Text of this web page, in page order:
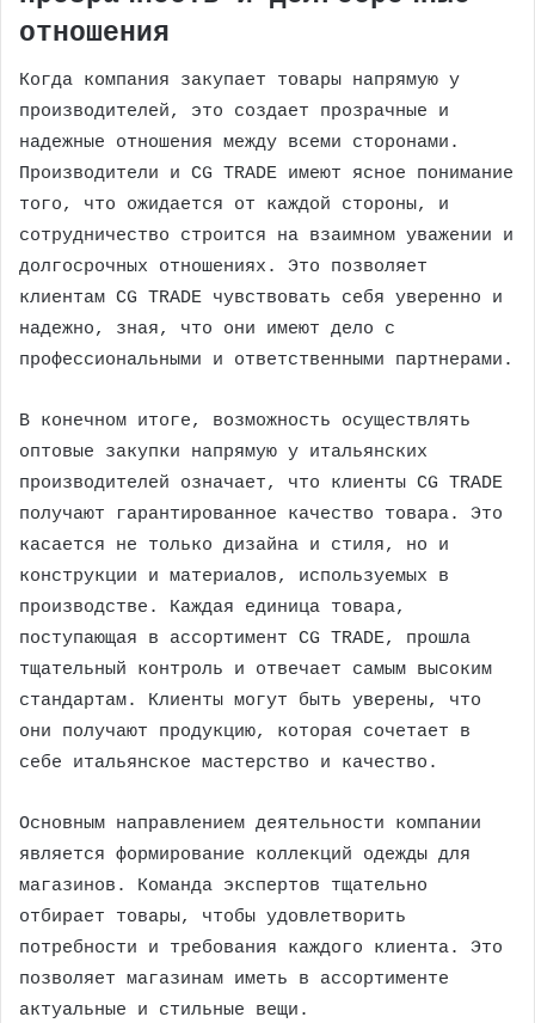
отношения
Когда компания закупает товары напрямую у
производителей, это создает прозрачные и
надежные отношения между всеми сторонами.
Производители и CG TRADE имеют ясное понимание
того, что ожидается от каждой стороны, и
сотрудничество строится на взаимном уважении и
долгосрочных отношениях. Это позволяет
клиентам CG TRADE чувствовать себя уверенно и
надежно, зная, что они имеют дело с
профессиональными и ответственными партнерами.
В конечном итоге, возможность осуществлять
оптовые закупки напрямую у итальянских
производителей означает, что клиенты CG TRADE
получают гарантированное качество товара. Это
касается не только дизайна и стиля, но и
конструкции и материалов, используемых в
производстве. Каждая единица товара,
поступающая в ассортимент CG TRADE, прошла
тщательный контроль и отвечает самым высоким
стандартам. Клиенты могут быть уверены, что
они получают продукцию, которая сочетает в
себе итальянское мастерство и качество.
Основным направлением деятельности компании
является формирование коллекций одежды для
магазинов. Команда экспертов тщательно
отбирает товары, чтобы удовлетворить
потребности и требования каждого клиента. Это
позволяет магазинам иметь в ассортименте
актуальные и стильные вещи.